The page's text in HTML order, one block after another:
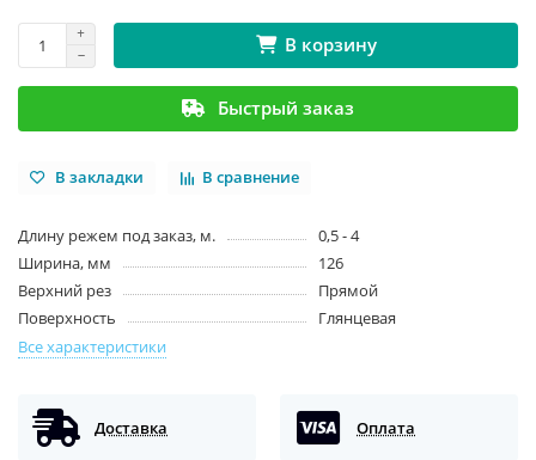
В корзину
Быстрый заказ
В закладки В сравнение
Длину режем под заказ, м.
0,5 - 4
Ширина, мм
126
Верхний рез
Прямой
Поверхность
Глянцевая
Все характеристики
Доставка Оплата